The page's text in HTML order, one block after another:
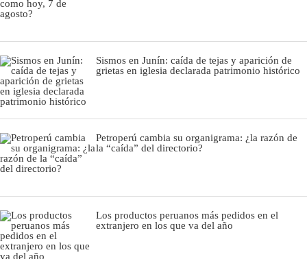
Sismos en Junín: caída de tejas y aparición de
grietas en iglesia declarada patrimonio histórico
Petroperú cambia su organigrama: ¿la razón de
la “caída” del directorio?
Los productos peruanos más pedidos en el
extranjero en los que va del año